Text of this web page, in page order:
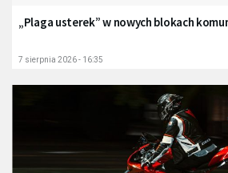
„Plaga usterek” w nowych blokach
7 sierpnia 2026 - 16:35